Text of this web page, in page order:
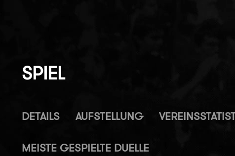
SPIEL
DETAILS AUFSTELLUNG
MEISTE GESPIELTE DUELLE